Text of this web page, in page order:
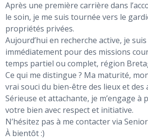
Après une première carrière dans
le soin, je me suis tournée vers le
propriétés privées.
Aujourd’hui en recherche active, je
immédiatement pour des missions
temps partiel ou complet, région
Ce qui me distingue ? Ma maturité,
vrai souci du bien-être des lieux et des
Sérieuse et attachante, je m’engage à
votre bien avec respect et initiative.
N’hésitez pas à me contacter via
À bientôt :)